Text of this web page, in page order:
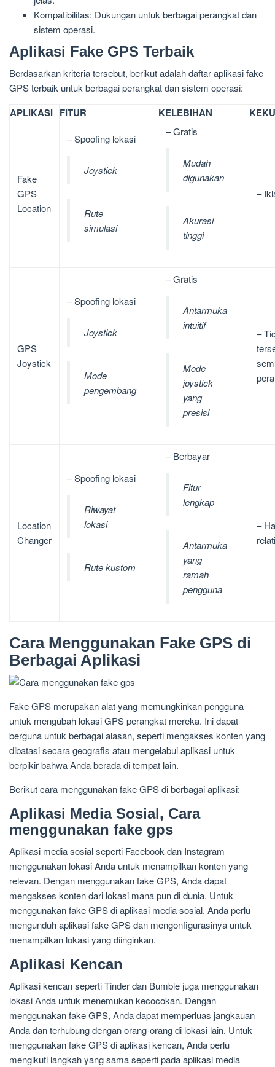
Kompatibilitas: Dukungan untuk berbagai perangkat dan
sistem operasi.
Aplikasi Fake GPS Terbaik
Berdasarkan kriteria tersebut, berikut adalah daftar aplikasi fake
GPS terbaik untuk berbagai perangkat dan sistem operasi:
APLIKASI FITUR KELEBIHAN
Fake
GPS
Location
– Spoofing lokasi
Joystick
Rute
simulasi
– Gratis
Mudah
digunakan
Akurasi
tinggi
–
GPS
Joystick
– Spoofing lokasi
Joystick
Mode
pengembang
– Gratis
Antarmuka
intuitif
Mode
joystick
yang
presisi
–
Location
Changer
– Spoofing lokasi
Riwayat
lokasi
Rute kustom
– Berbayar
Fitur
lengkap
Antarmuka
yang
ramah
pengguna
–
Cara Menggunakan Fake GPS di
Berbagai Aplikasi
Fake GPS merupakan alat yang memungkinkan pengguna
untuk mengubah lokasi GPS perangkat mereka. Ini dapat
berguna untuk berbagai alasan, seperti mengakses konten yang
dibatasi secara geografis atau mengelabui aplikasi untuk
berpikir bahwa Anda berada di tempat lain.
Berikut cara menggunakan fake GPS di berbagai aplikasi:
Aplikasi Media Sosial, Cara
menggunakan fake gps
Aplikasi media sosial seperti Facebook dan Instagram
menggunakan lokasi Anda untuk menampilkan konten yang
relevan. Dengan menggunakan fake GPS, Anda dapat
mengakses konten dari lokasi mana pun di dunia. Untuk
menggunakan fake GPS di aplikasi media sosial, Anda perlu
mengunduh aplikasi fake GPS dan mengonfigurasinya untuk
menampilkan lokasi yang diinginkan.
Aplikasi Kencan
Aplikasi kencan seperti Tinder dan Bumble juga menggunakan
lokasi Anda untuk menemukan kecocokan. Dengan
menggunakan fake GPS, Anda dapat memperluas jangkauan
Anda dan terhubung dengan orang-orang di lokasi lain. Untuk
menggunakan fake GPS di aplikasi kencan, Anda perlu
mengikuti langkah yang sama seperti pada aplikasi media